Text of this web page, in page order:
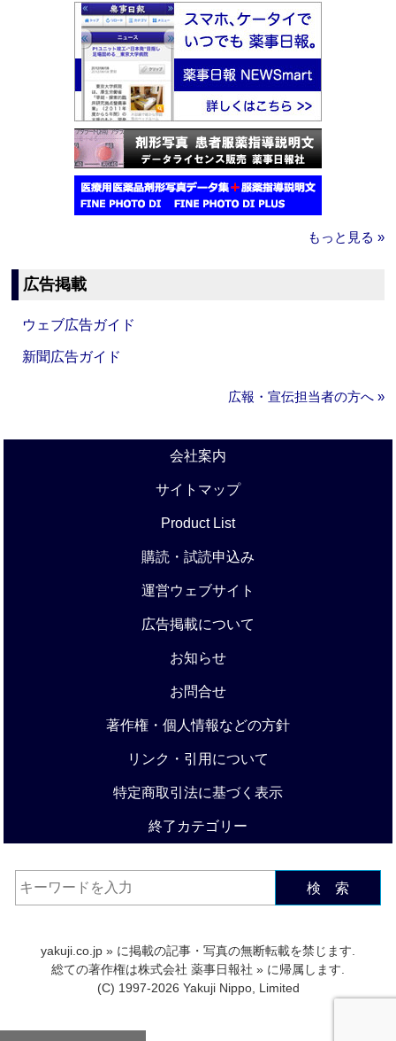
もっと見る »
広告掲載
ウェブ広告ガイド
新聞広告ガイド
広報・宣伝担当者の方へ »
会社案内
サイトマップ
Product List
購読・試読申込み
運営ウェブサイト
広告掲載について
お知らせ
お問合せ
著作権・個人情報などの方針
リンク・引用について
特定商取引法に基づく表示
終了カテゴリー
検 索
yakuji.co.jp » に掲載の記事・写真の無断転載を禁じます.
総ての著作権は株式会社 薬事日報社 » に帰属します.
(C) 1997-2026 Yakuji Nippo, Limited